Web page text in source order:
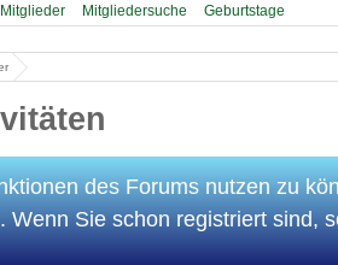
Mitgliedersuche Geburtstage
des Forums nutzen zu
Wenn Sie schon registriert sind,